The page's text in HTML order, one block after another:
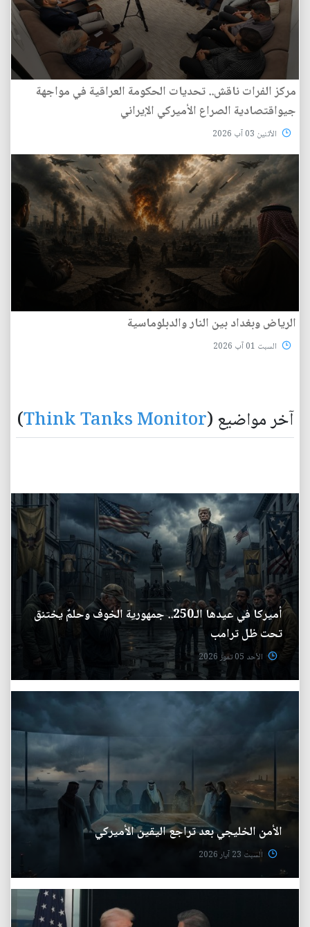
مركز الفرات ناقش.. تحديات الحكومة العراقية في مواجهة
جيواقتصادية الصراع الأميركي الإيراني
الأثنين 03 آب 2026
الرياض وبغداد بين النار والدبلوماسية
السبت 01 آب 2026
آخر مواضيع (Think Tanks Monitor
)
أميركا في عيدها الـ250.. جمهورية الخوف وحلمٌ يختنق
تحت ظل ترامب
الأحد 05 تموز 2026
الأمن الخليجي بعد تراجع اليقين الأميركي
السبت 23 آيار 2026